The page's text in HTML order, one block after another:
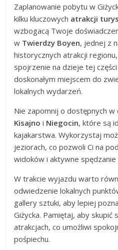
Zaplanowanie pobytu w
kilku kluczowych atrakcji
wzbogacą Twoje
w Twierdzy Boyen, jednej z
historycznych atrakcji
spojrzenie na dzieje tej
doskonałym miejscem do
lokalnych wydarzeń.
Nie zapomnij o dostępnych w
Kisajno i Niegocin, które są
kajakarstwa. Wykorzystaj
jeziorach, co pozwoli Ci na
widoków i aktywne spędzanie
W trakcie wyjazdu warto
odwiedzenie lokalnych
gallery sztuki, aby lepiej
Giżycka. Pamiętaj, aby skupić
atrakcjach, co umożliwi
pośpiechu.